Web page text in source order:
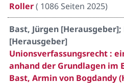
Roller( 1086 Seiten 2025)
Bast, Jürgen
[Herausgeber]
Unionsverfassungsrecht :
anhand der Grundlagen im
Bast, Armin von Bogdandy